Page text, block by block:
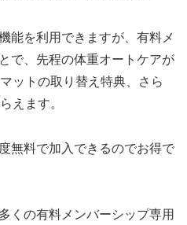
能を利用できますが、有料メ
で、先程の体重オートケアが
ットの取り替え特典、さら
えます。
無料で加入できるのでお得で
くの有料メンバーシップ専用